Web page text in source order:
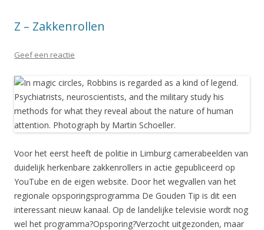
Z – Zakkenrollen
Geef een reactie
Voor het eerst heeft de politie in Limburg camerabeelden van
duidelijk herkenbare zakkenrollers in actie gepubliceerd op
YouTube en de eigen website. Door het wegvallen van het
regionale opsporingsprogramma De Gouden Tip is dit een
interessant nieuw kanaal. Op de landelijke televisie wordt nog
wel het programma?Opsporing?Verzocht uitgezonden, maar